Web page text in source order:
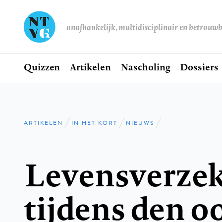
onafhankelijk, multidisciplinair en
Hoofdnavigatie
Home
Quizzen Artikelen Nascholing Dossiers
Kruimelpad
ARTIKELEN IN HET KORT NIEUWS
tijdens den